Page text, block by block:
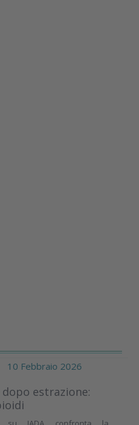
10 Febbraio 2026
estrazione: